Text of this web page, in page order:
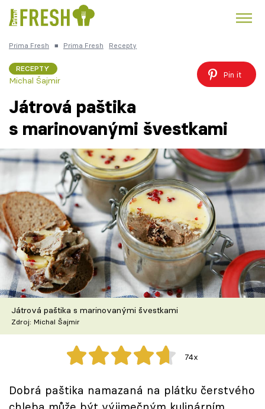
Česká kuchyně
Témata
Recepty
Články
TV Program
Škola vaření
Recepty z TV
Speciál: Cuketa
Těhotnej kuchař
Sledujte prima+
Prima Fresh ■ Prima Fresh Recepty
RECEPTY
Michal Šajmir
Pin it
Játrová paštika
s marinovanými švestkami
Játrová paštika s marinovanými švestkami
Zdroj: Michal Šajmir
74x
Dobrá paštika namazaná na plátku čerstvého